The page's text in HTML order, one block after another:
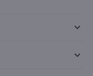
keyboard_arrow_down
keyboard_arrow_down